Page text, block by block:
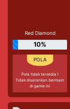
Red Diamond
10%
Pola tidak tersedia !
Tidak disarankan bermain
di game ini